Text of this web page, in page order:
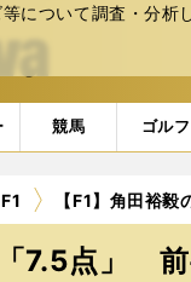
について調査・分
競馬 ゴルフ
F1 【F1】角田裕
「7.5点」